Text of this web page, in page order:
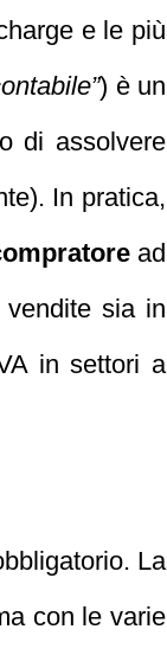
e le più
) è un
di assolvere
In pratica,
ad
vendite sia in
in settori a
La
con le varie